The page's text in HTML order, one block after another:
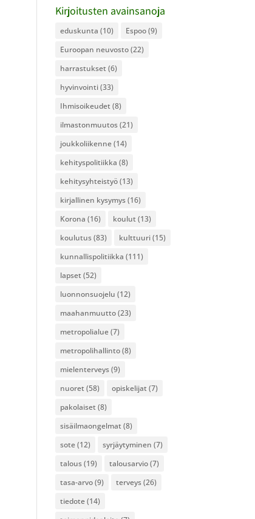
Kirjoitusten avainsanoja
eduskunta (10) Espoo(9)
Euroopan neuvosto(22)
harrastukset (6)
hyvinvointi(33)
Ihmisoikeudet (8)
ilmastonmuutos(21)
joukkoliikenne(14)
kehityspolitiikka (8)
kehitysyhteistyö(13)
kirjallinen kysymys(16)
Korona (16) koulut (13)
koulutus(83) kulttuuri(15)
kunnallispolitiikka (111)
lapset (52)
luonnonsuojelu (12)
maahanmuutto(23)
metropolialue(7)
metropolihallinto(8)
mielenterveys(9)
nuoret (58) opiskelijat (7)
pakolaiset (8)
sisäilmaongelmat (8)
sote(12) syrjäytyminen (7)
talous(19) talousarvio(7)
tasa-arvo(9) terveys(26)
tiedote(14)